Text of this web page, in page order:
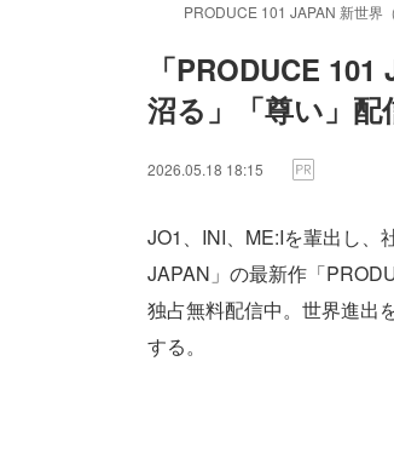
PRODUCE 101 JAPAN 新世界
「PRODUCE
沼る」「尊い」
2026.05.18 18:15
JO1、INI、ME:Iを輩出し、
JAPAN」の最新作「
独占無料配信中。世界進出
する。